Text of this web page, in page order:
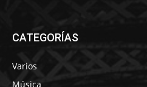
CATEGORÍAS
Varios
Música